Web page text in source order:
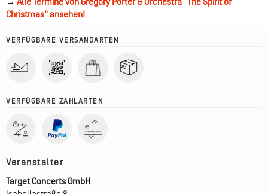
Christmas" ansehen!
VERFÜGBARE VERSANDARTEN
VERFÜGBARE ZAHLARTEN
Target Concerts GmbH